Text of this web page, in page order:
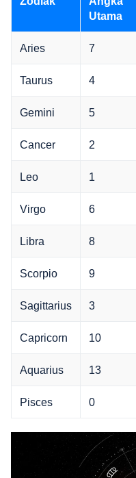
Utama
Aries 7
Taurus 4
Gemini 5
Cancer 2
Leo 1
Virgo 6
Libra 8
Scorpio 9
Sagittarius 3
Capricorn 10
Aquarius 13
Pisces 0